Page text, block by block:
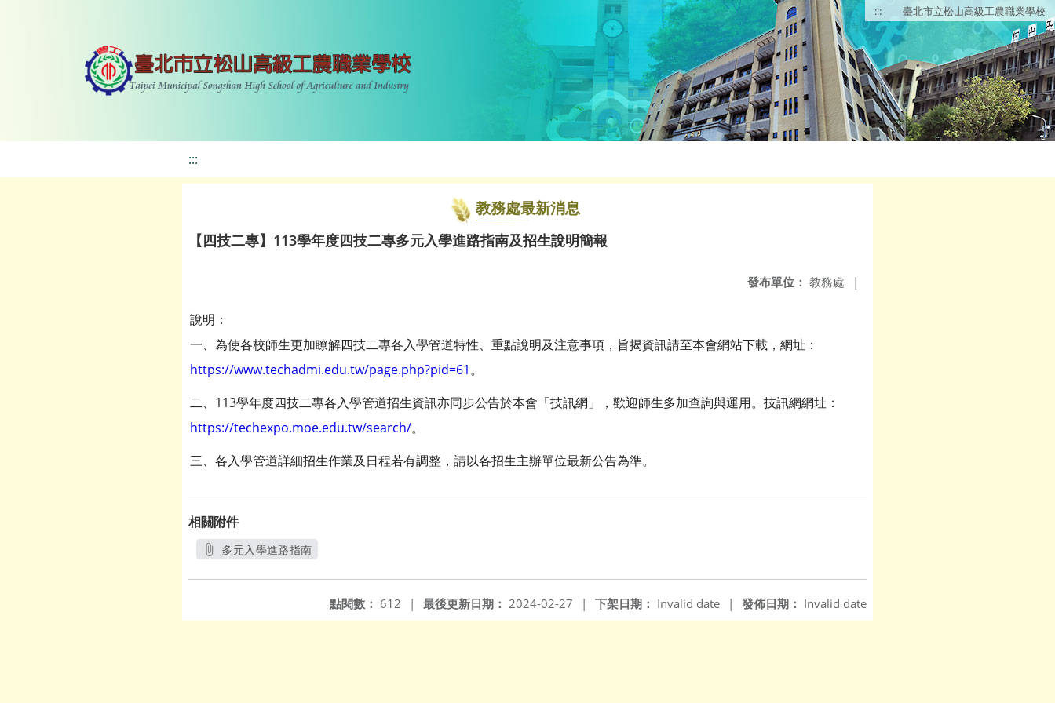
::: 臺北市立松山高級工農職業學校
:::
教務處最新消息
【四技二專】113學年度四技二專多元入學進路指南及招生說明簡報
發布單位： 教務處 |
說明：
一、為使各校師生更加瞭解四技二專各入學管道特性、重點說明及注意事項，旨揭資訊請至本會網站下載，網址：
https://www.techadmi.edu.tw/page.php?pid=61。
二、113學年度四技二專各入學管道招生資訊亦同步公告於本會「技訊網」，歡迎師生多加查詢與運用。技訊網網址：
https://techexpo.moe.edu.tw/search/。
三、各入學管道詳細招生作業及日程若有調整，請以各招生主辦單位最新公告為準。
相關附件
多元入學進路指南
發佈日期： Invalid date
下架日期： Invalid date |
最後更新日期： 2024-02-27 |
點閱數： 612 |